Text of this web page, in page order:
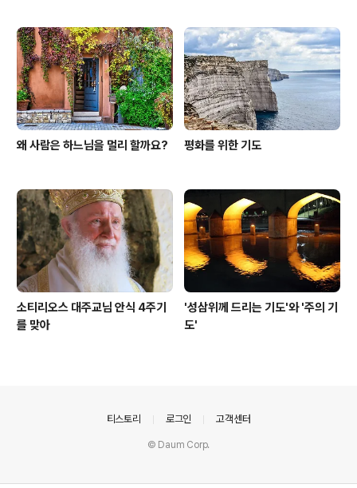
왜 사람은 하느님을 멀리 할까요? 평화를 위한 기도
소티리오스 대주교님 안식 4주기
를 맞아
'성삼위께 드리는 기도'와 '주의 기
도'
티스토리 로그인 고객센터
© Daum Corp.